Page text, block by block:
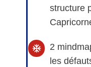
structure
2
les